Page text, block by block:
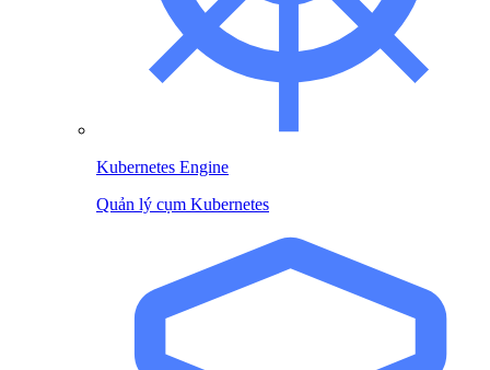
Kubernetes Engine
Quản lý cụm Kubernetes